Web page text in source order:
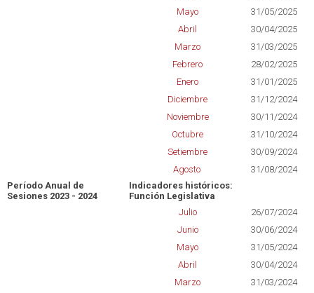
Mayo
31/05/2025
Abril
30/04/2025
Marzo
31/03/2025
Febrero
28/02/2025
Enero
31/01/2025
Diciembre
31/12/2024
Noviembre
30/11/2024
Octubre
31/10/2024
Setiembre
30/09/2024
Agosto
31/08/2024
Período Anual de
Sesiones 2023 - 2024
Indicadores históricos:
Función Legislativa
Julio
26/07/2024
Junio
30/06/2024
Mayo
31/05/2024
Abril
30/04/2024
Marzo
31/03/2024